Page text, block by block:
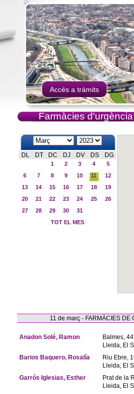
Accés a tràmits
Farmàcies d'urgència
DL DT DC DJ DV DS DG
1 2 3 4
5
6
7 8 9 10 11
12
13
14 15 16 17 18
19
20
21 22 23 24 25
26
27
28 29 30
31
TOT EL MES
11 de març - FARMÀCIES DE
Anadon Solé, Ramon
Balmes, 44
Lleida, El
Barios Baquero, Rosalía
Riu Ebre,
Lleida, El
Garrós Iglesias, Esther
Prat de la
Lleida, El